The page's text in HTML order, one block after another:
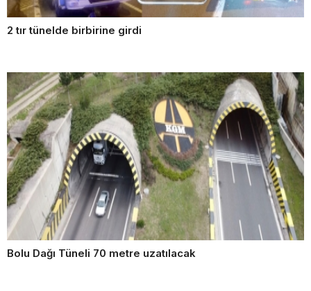
2 tır tünelde birbirine girdi
Bolu Dağı Tüneli 70 metre uzatılacak